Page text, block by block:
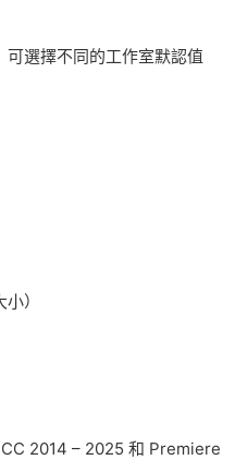
可選擇不同的工作室默認值
）
2014 – 2025 和 Premiere